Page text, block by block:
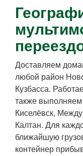
Доставляем
любой район
Кузбасса.
также
Киселёвск,
Калтан. Для
ближайшую
контейнер